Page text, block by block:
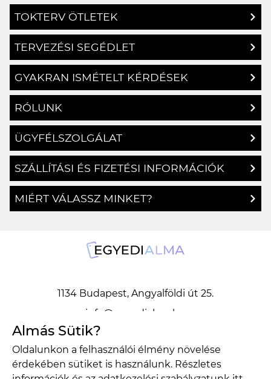
TOKTERV ÖTLETEK
TERVEZÉSI SEGÉDLET
GYAKRAN ISMÉTELT KÉRDÉSEK
RÓLUNK
ÜGYFÉLSZOLGÁLAT
SZÁLLÍTÁSI ÉS FIZETÉSI INFORMÁCIÓK
MIÉRT VÁLASSZ MINKET?
1134 Budapest, Angyalföldi út 25.
info@egyedialma.hu
1134 Budapest, Angyalföldi út 25.
info@egyedialma.hu
Almás Sütik?
Oldalunkon a felhasználói élmény növelése
érdekében sütiket is használunk. Részletes